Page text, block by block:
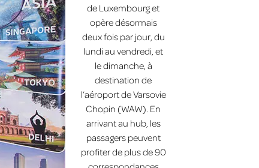
de Luxembourg et
opère désormais
deux fois par jour, du
lundi au vendredi, et
le dimanche, à
destination de
l’aéroport de Varsovie
Chopin (WAW). En
arrivant au hub, les
passagers peuvent
profiter de plus de 90